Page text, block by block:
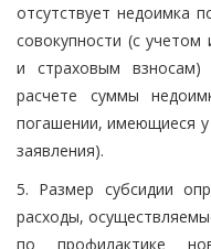
отсутствует недоимка
совокупности (с
и страховым
расчете суммы
погашении, имеющиеся у
заявления).
5. Размер субсидии
расходы,
по профилактике